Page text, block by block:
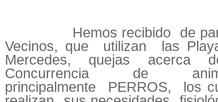
Hemos recibido de
Vecinos, que utilizan las
Mercedes, quejas acerca
Concurrencia de
principalmente PERROS, los